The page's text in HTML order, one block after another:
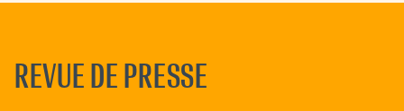
REVUE DE PRESSE